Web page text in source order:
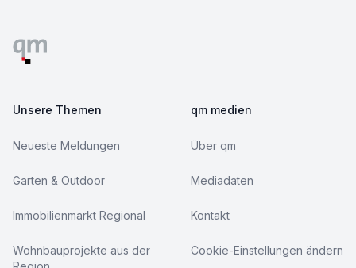
Unsere Themen
Neueste Meldungen
Garten & Outdoor
Immobilienmarkt Regional
Wohnbauprojekte aus der
qm medien
Über qm
Mediadaten
Kontakt
Cookie-Einstellungen ändern